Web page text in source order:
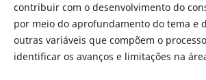
contribuir com o desenvolvimento do
por meio do aprofundamento do tema e
outras variáveis que compõem o
identificar os avanços e limitações na